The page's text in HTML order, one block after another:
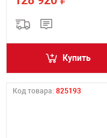
Купить
Код товара: 825193